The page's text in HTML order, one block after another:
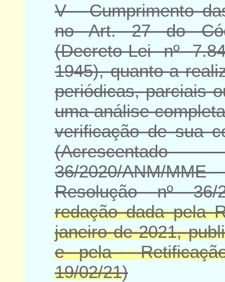
V - Cumprimento
noArt. 27 do
(Decreto-Lei nº
1945), quanto a
periódicas, parciais
uma análise
verificação de sua
(
36/2020/ANM/
Resolução nº
redação dada pela
janeiro de 2021,
e pela
19/02/21)